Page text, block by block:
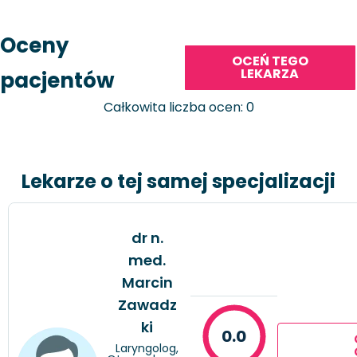
Oceny
pacjentów
OCEŃ TEGO
LEKARZA
Całkowita liczba ocen: 0
Lekarze o tej samej specjalizacji
dr n.
med.
Marcin
Zawadz
ki
Laryngolog,
0.0